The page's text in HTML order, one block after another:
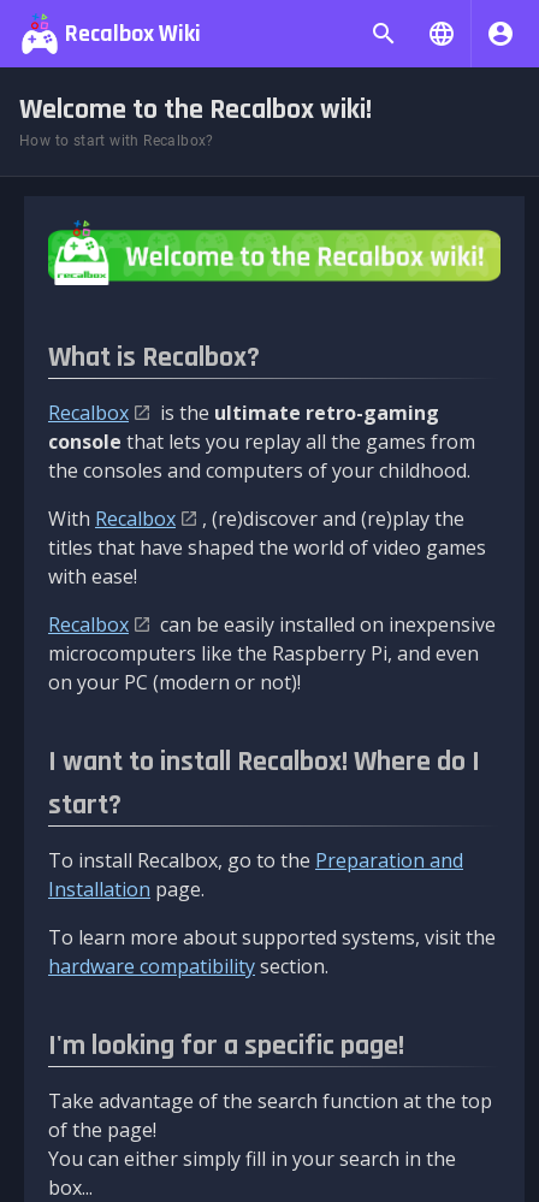
Recalbox Wiki
Welcome to the Recalbox wiki!
How to start with Recalbox?
What is Recalbox?
Recalbox is the ultimate retro-gaming
console that lets you replay all the games from
the consoles and computers of your childhood.
With Recalbox
, (re)discover and (re)play the
titles that have shaped the world of video games
with ease!
Recalbox
can be easily installed on inexpensive
microcomputers like the Raspberry Pi, and even
on your PC (modern or not)!
I want to install Recalbox! Where do I
start?
To install Recalbox, go to the Preparation and
Installation page.
To learn more about supported systems, visit the
hardware compatibilitysection.
I'm looking for a specific page!
Take advantage of the search function at the top
of the page!
You can either simply fill in your search in the
box...